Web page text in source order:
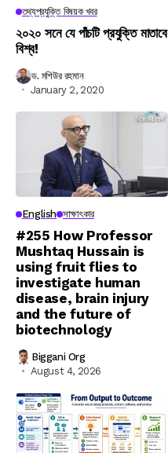
তথ্যপ্রযুক্তি বিষয়ক খবর
২০২০ সনে যে পাঁচটি প্রযুক্তি মাতাবে
বিশ্ব!
ড. মশিউর রহমান
January 2, 2020
English সাক্ষাৎকার
#255 How Professor
Mushtaq Hussain is
using fruit flies to
investigate human
disease, brain injury
and the future of
biotechnology
Biggani Org
August 4, 2026